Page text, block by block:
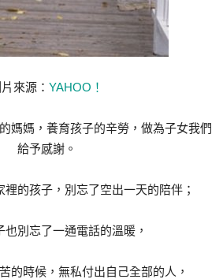
片來源： YAHOO！
媽媽，養育孩子的辛勞，做為子女我們
給予感謝。
的孩子，別忘了空出一天的陪伴；
也別忘了一通電話的溫暖，
的時候，無私付出自己全部的人，